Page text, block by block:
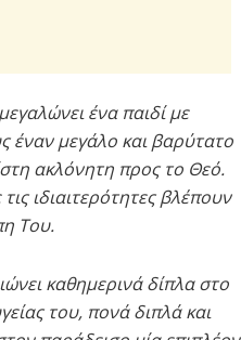
ένα παιδί με
έναν μεγάλο και βαρύτατο
ακλόνητη προς το Θεό.
ιδιαιτερότητες βλέπουν
Του.
καθημερινά δίπλα στο
του, πονά διπλά και